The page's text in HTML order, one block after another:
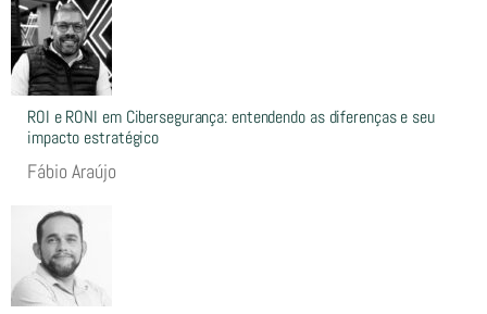
ROI e RONI em Cibersegurança: entendendo as diferenças e seu
impacto estratégico
Fábio Araújo